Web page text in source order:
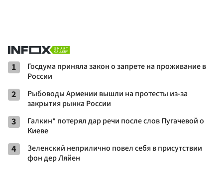
1
Госдума приняла закон о запрете на проживание в
России
2
Рыбоводы Армении вышли на протесты из-за
закрытия рынка России
3
Галкин* потерял дар речи после слов Пугачевой о
Киеве
4
Зеленский неприлично повел cебя в присутствии
фон дер Ляйен